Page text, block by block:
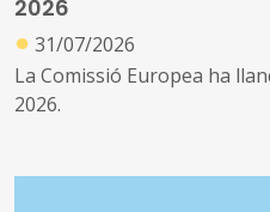
2026
● 31/07/2026
La Comissió Europea ha
2026.